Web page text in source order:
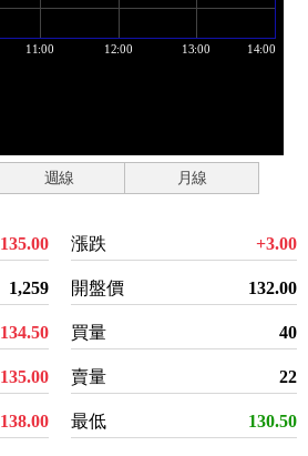
週線 月線
135.00
1,259
134.50
135.00
138.00
漲跌 +3.00
開盤價 132.00
買量 40
賣量 22
最低 130.50